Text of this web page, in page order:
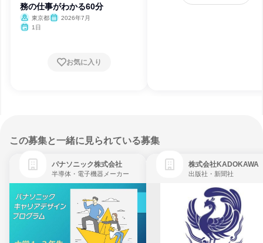
務の仕事がわかる60分
東京都
2026年7月
1日
お気に入り
この募集と一緒に見られている募集
パナソニック株式会社
半導体・電子機器メーカー
株式会社KADOKAWA
出版社・新聞社